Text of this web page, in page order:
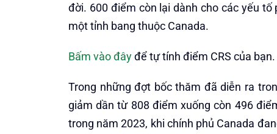
đời. 600 điểm còn lại dành cho các yếu
một tỉnh bang thuộc Canada.
Bấm vào đâyđể tự tính điểm CRS của bạn.
Trong những đợt bốc thăm đã diễn ra
giảm dần từ 808 điểm xuống còn 496
trong năm 2023, khi chính phủ Canada